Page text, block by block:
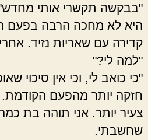
"בבקשה תקשרי אותי
היא לא מחכה הרבה בפעם
קדירה עם שאריות נזיד.
"למה לי?"
"כי כואב לי, וכי אין סיכוי
חזקה יותר מהפעם
צעיר יותר. אני תוהה בת
שחשבתי.